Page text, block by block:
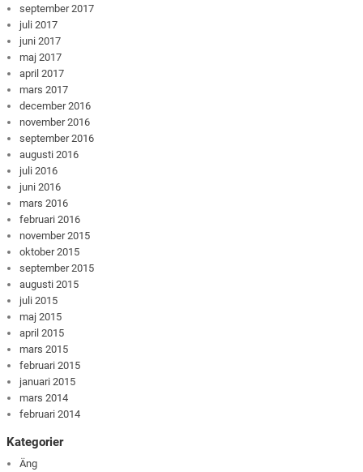
september 2017
juli 2017
juni 2017
maj 2017
april 2017
mars 2017
december 2016
november 2016
september 2016
augusti 2016
juli 2016
juni 2016
mars 2016
februari 2016
november 2015
oktober 2015
september 2015
augusti 2015
juli 2015
maj 2015
april 2015
mars 2015
februari 2015
januari 2015
mars 2014
februari 2014
Kategorier
Äng